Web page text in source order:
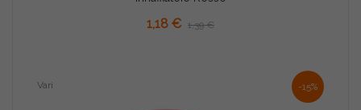
1,18 € 1,39 €
-15%
Vari